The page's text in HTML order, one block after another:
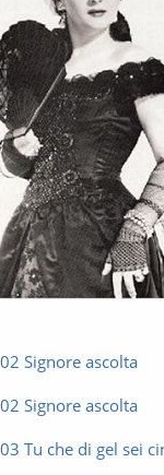
Signore ascolta
Signore ascolta
Tu che di gel sei